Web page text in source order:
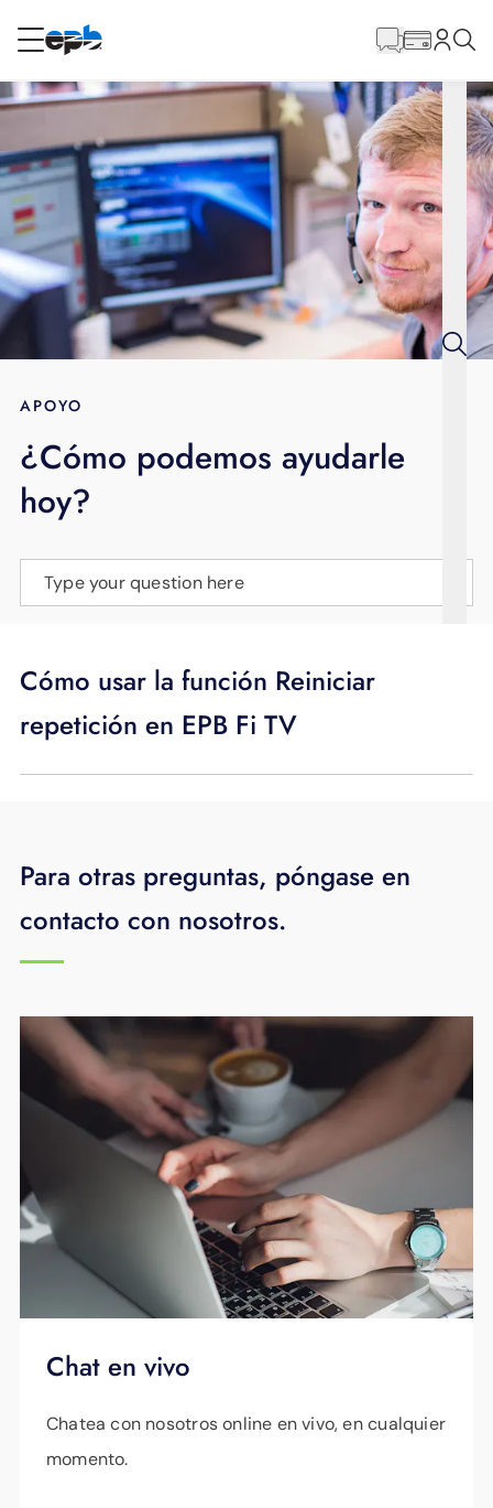
RESIDENCIAL
Internet
Energía
Televisión
BLOG
APOYO
principal
APOYO
¿Cómo podemos ayudarle
hoy?
Type your question here
Cómo usar la función Reiniciar
repetición en EPB Fi TV
Para otras preguntas, póngase en
contacto con nosotros.
Chat en vivo
Chatea con nosotros online en vivo, en cualquier
momento.